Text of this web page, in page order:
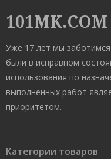
101MK.COM
Уже 17 лет мы
были в исправном
использования по
выполненных работ
приоритетом.
Категории товаров